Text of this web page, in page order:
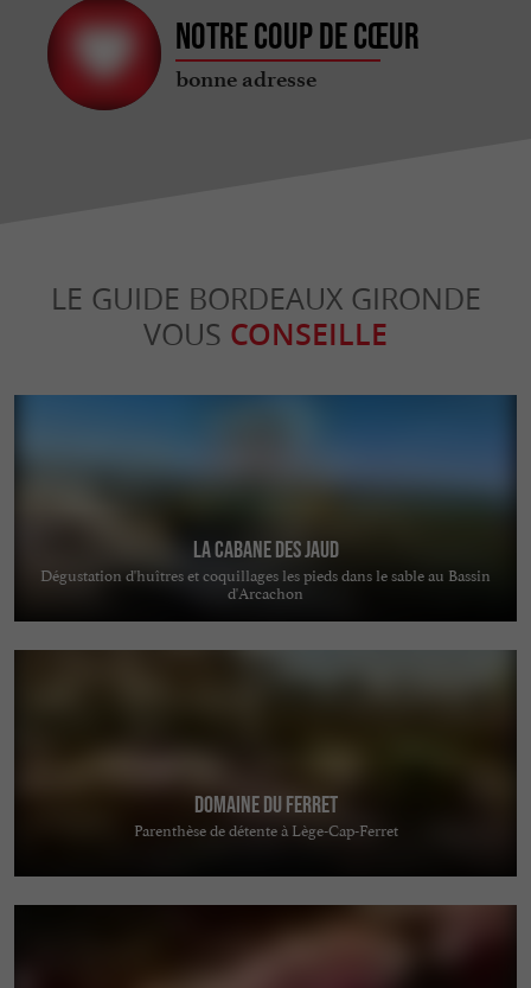
Notre coup de cœur
bonne adresse
LE GUIDE BORDEAUX GIRONDE
VOUS CONSEILLE
La Cabane des Jaud
Dégustation d'huîtres et coquillages les pieds dans le sable au Bassin
d'Arcachon
Domaine du Ferret
Parenthèse de détente à Lège-Cap-Ferret